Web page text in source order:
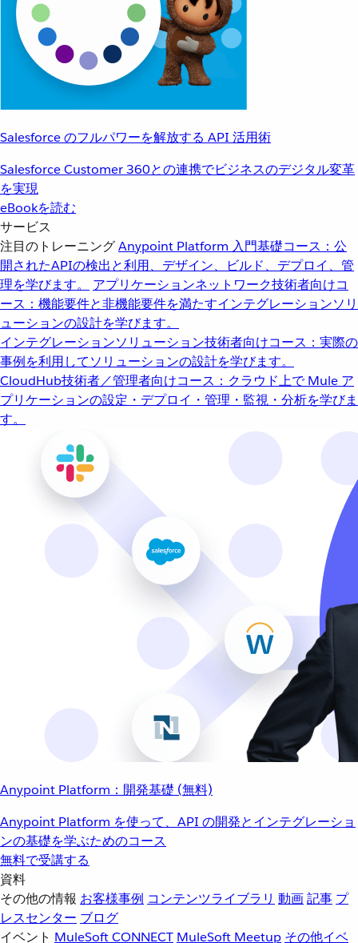
Salesforce のフルパワーを解放する API 活用術
Salesforce Customer 360との連携でビジネスのデジタル変革
を実現
eBookを読む
サービス
注目のトレーニングAnypoint Platform 入門基礎コース：公
開されたAPIの検出と利用、デザイン、ビルド、デプロイ、管
理を学びます。
アプリケーションネットワーク技術者向けコ
ース：機能要件と非機能要件を満たすインテグレーションソリ
ューションの設計を学びます。
インテグレーションソリューション技術者向けコース：実際の
事例を利用してソリューションの設計を学びます。
CloudHub技術者／管理者向けコース：クラウド上で Mule ア
プリケーションの設定・デプロイ・管理・監視・分析を学びま
す。
Anypoint Platform：開発基礎 (無料)
Anypoint Platform を使って、API の開発とインテグレーショ
ンの基礎を学ぶためのコース
無料で受講する
資料
その他の情報 お客様事例 コンテンツライブラリ 動画記事 プ
レスセンター ブログ
イベント MuleSoft CONNECT MuleSoft Meetup その他イベ